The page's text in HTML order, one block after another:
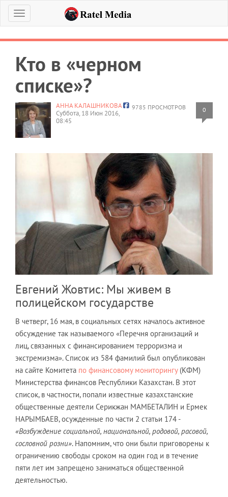
Меню
Кто в «черном
списке»?
9785 ПРОСМОТРОВ 0
АННА КАЛАШНИКОВА
Суббота, 18 Июн 2016,
08:45
Евгений Жовтис: Мы живем в
полицейском государстве
В четверг, 16 мая, в социальных сетях началось активное
обсуждение так называемого «Перечня организаций и
лиц, связанных с финансированием терроризма и
экстремизма». Список из 584 фамилий был опубликован
на сайте Комитета по финансовому мониторингу(КФМ)
Министерства финансов Республики Казахстан. В этот
список, в частности, попали известные казахстанские
общественные деятели Серикжан МАМБЕТАЛИН и Ермек
НАРЫМБАЕВ, осужденные по части 2 статьи 174 -
«Возбуждение социальной, национальной, родовой, расовой,
сословной розни». Напомним, что они были приговорены к
ограничению свободы сроком на один год и в течение
пяти лет им запрещено заниматься общественной
деятельностью.